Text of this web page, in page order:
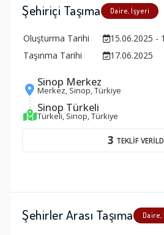
Şehiriçi Taşıma Daire, İşyeri
Oluşturma Tarihi
15.06.2025 -
Taşınma Tarihi
17.06.2025
Sinop Merkez
Merkez, Sinop, Türkiye
Sinop Türkeli
Türkeli, Sinop, Türkiye
3 TEKLİF
Şehirler Arası Taşıma Daire,